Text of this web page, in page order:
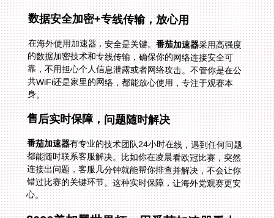
数据安全加密+专线传输，放心用
在海外使用加速器，安全是关键。番茄加速器采用高强度
的数据加密技术和专线传输，确保你的网络连接安全可
靠，不用担心个人信息泄露或者网络攻击。不管你是在公
共WiFi还是家里的网络，都能放心使用，专注于观赛本
身。
售后实时保障，问题随时解决
番茄加速器有专业的技术团队24小时在线，遇到任何问题
都能随时联系客服解决。比如你在凌晨看欧冠比赛，突然
连接出问题，客服几分钟就能帮你排查并解决，不会让你
错过比赛的关键环节。这种实时保障，让海外党观赛更安
心。